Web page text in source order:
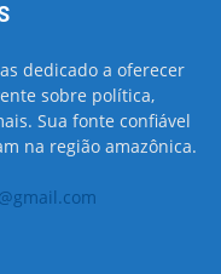
dedicado a oferecer
sobre política,
Sua fonte confiável
na região amazônica.